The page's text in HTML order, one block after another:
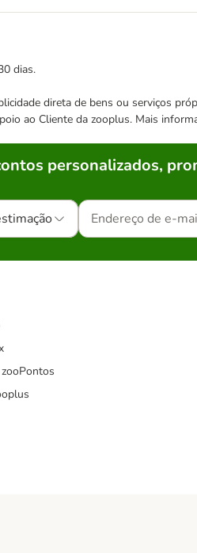
dias.
direta de bens ou serviços
ao Cliente da zooplus. Mais
personalizados,